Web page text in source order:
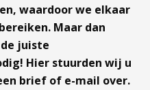
waardoor we elkaar
Maar dan
juiste
Hier stuurden wij u
brief of e-mail over.